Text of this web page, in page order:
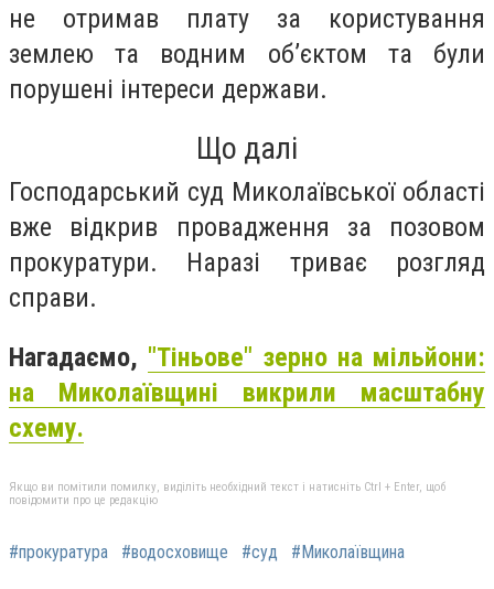
не отримав плату за користування
землею та водним об’єктом та були
порушені інтереси держави.
Що далі
Господарський суд Миколаївської області
вже відкрив провадження за позовом
прокуратури. Наразі триває розгляд
справи.
Нагадаємо, "Тіньове" зерно на мільйони:
на Миколаївщині викрили масштабну
схему.
Якщо ви помітили помилку, виділіть необхідний текст і натисніть Ctrl + Enter, щоб
повідомити про це редакцію
#прокуратура #водосховище #суд #Миколаївщина